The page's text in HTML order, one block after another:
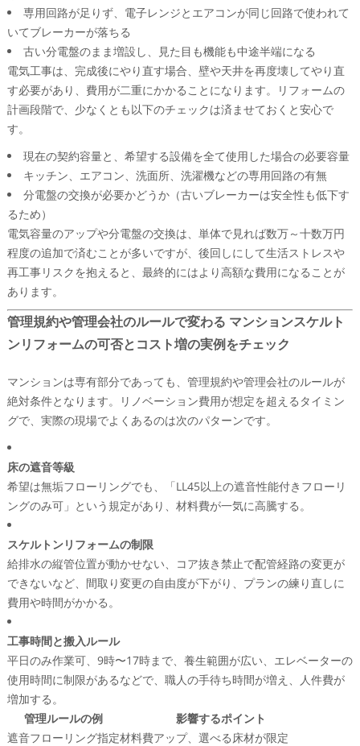
専用回路が足りず、電子レンジとエアコンが同じ回路で使われて
いてブレーカーが落ちる
古い分電盤のまま増設し、見た目も機能も中途半端になる
電気工事は、完成後にやり直す場合、壁や天井を再度壊してやり直
す必要があり、費用が二重にかかることになります。リフォームの
計画段階で、少なくとも以下のチェックは済ませておくと安心で
す。
現在の契約容量と、希望する設備を全て使用した場合の必要容量
キッチン、エアコン、洗面所、洗濯機などの専用回路の有無
分電盤の交換が必要かどうか（古いブレーカーは安全性も低下す
るため）
電気容量のアップや分電盤の交換は、単体で見れば数万～十数万円
程度の追加で済むことが多いですが、後回しにして生活ストレスや
再工事リスクを抱えると、最終的にはより高額な費用になることが
あります。
管理規約や管理会社のルールで変わる マンションスケルト
ンリフォームの可否とコスト増の実例をチェック
マンションは専有部分であっても、管理規約や管理会社のルールが
絶対条件となります。リノベーション費用が想定を超えるタイミン
グで、実際の現場でよくあるのは次のパターンです。
床の遮音等級
希望は無垢フローリングでも、「LL45以上の遮音性能付きフローリ
ングのみ可」という規定があり、材料費が一気に高騰する。
スケルトンリフォームの制限
給排水の縦管位置が動かせない、コア抜き禁止で配管経路の変更が
できないなど、間取り変更の自由度が下がり、プランの練り直しに
費用や時間がかかる。
工事時間と搬入ルール
平日のみ作業可、9時〜17時まで、養生範囲が広い、エレベーターの
使用時間に制限があるなどで、職人の手待ち時間が増え、人件費が
増加する。
管理ルールの例
影響するポイント
遮音フローリング指定材料費アップ、選べる床材が限定